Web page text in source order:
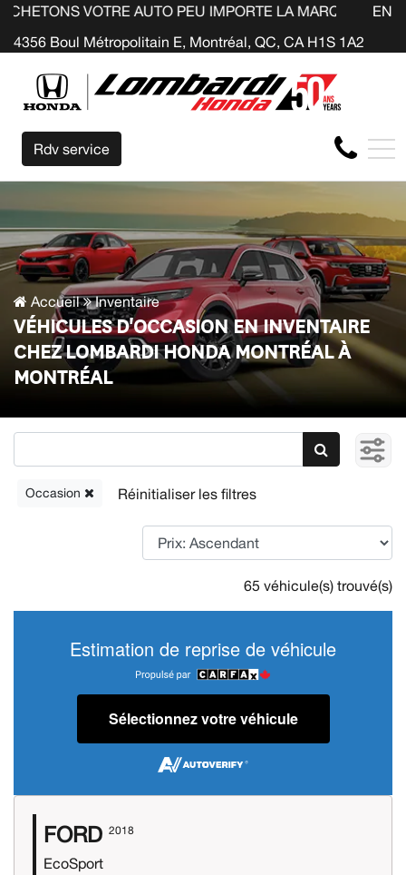
AUTO PEU IMPORTE LA MARQUE AVANT LA FIN DE
4356 Boul Métropolitain E, Montréal, QC, CA H1S 1A2
EN
Rdv service
Accueil Inventaire
VÉHICULES D'OCCASION EN INVENTAIRE
CHEZ LOMBARDI HONDA MONTRÉAL À
MONTRÉAL
Occasion
65 véhicule(s) trouvé(s)
Estimation de reprise de véhicule
Sélectionnez votre véhicule
FORD 2018
EcoSport